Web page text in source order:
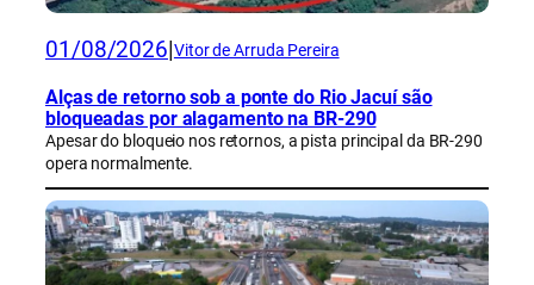
01/08/2026 Vitor de Arruda Pereira
Alças de retorno sob a ponte do Rio Jacuí são
bloqueadas por alagamento na BR-290
Apesar do bloqueio nos retornos, a pista principal da BR-290
opera normalmente.